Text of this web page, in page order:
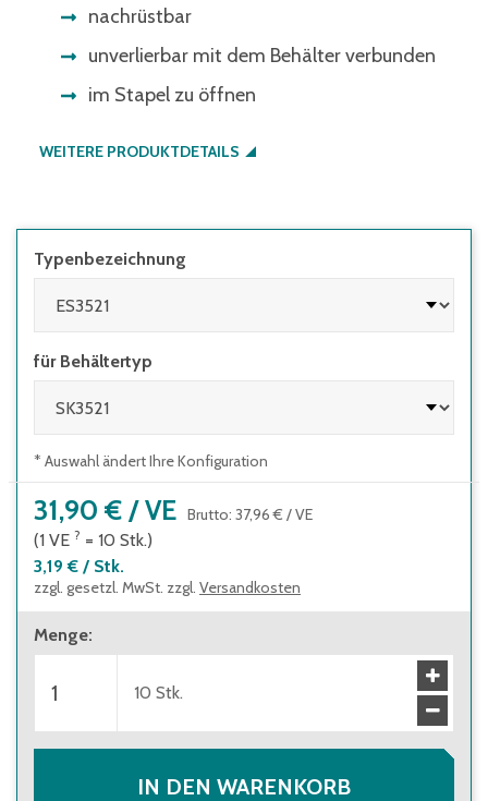
nachrüstbar
unverlierbar mit dem Behälter verbunden
im Stapel zu öffnen
WEITERE PRODUKTDETAILS
Typenbezeichnung
für Behältertyp
* Auswahl ändert Ihre Konfiguration
31,90 € /VE Brutto: 37,96 € /VE
(1 VE ? = 10 Stk.)
3,19 € / Stk.
zzgl. gesetzl. MwSt. zzgl. Versandkosten
Menge:
10 Stk.
IN DEN WARENKORB